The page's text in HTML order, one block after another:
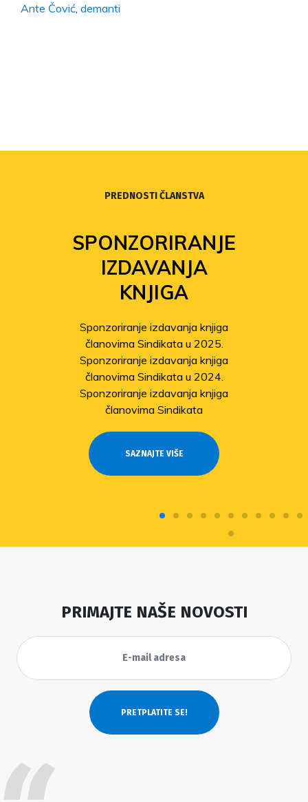
Ante Čović demanti
PREDNOSTI ČLANSTVA
SPONZORIRANJE
IZDAVANJA
KNJIGA
Sponzoriranje izdavanja knjiga
članovima Sindikata u 2025.
Sponzoriranje izdavanja knjiga
članovima Sindikata u 2024.
Sponzoriranje izdavanja knjiga
članovima Sindikata
SAZNAJTE VIŠE
PRIMAJTE NAŠE NOVOSTI